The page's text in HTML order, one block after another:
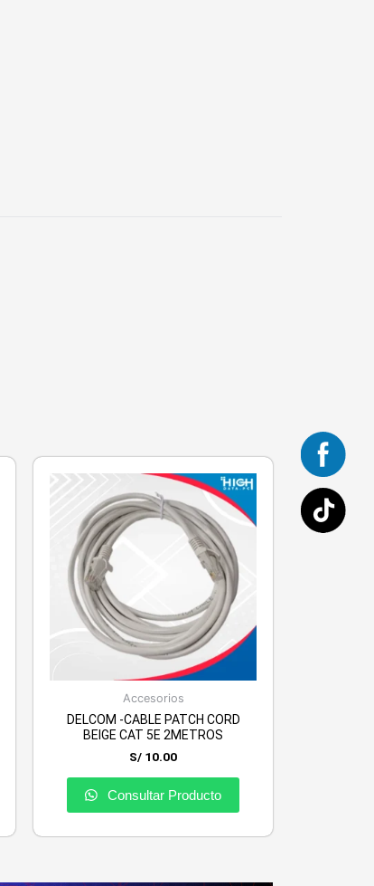
Accesorios
DELCOM -CABLE PATCH CORD
BEIGE CAT 5E 2METROS
S/ 10.00
Consultar Producto